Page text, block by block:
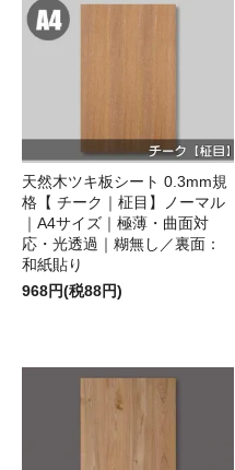
天然木ツキ板シート 0.3mm規
格【 チーク｜柾目】ノーマル
｜A4サイズ｜極薄・曲面対
応・光透過｜糊無し／裏面：
和紙貼り
968円(税88円)